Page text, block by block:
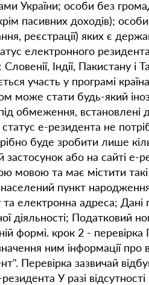
України; особи без
пасивних доходів);
реєстрації) яких є
електронного
Індії, Пакистану
участь у програмі
може стати будь-який
обмеження,
е-резидента не
буде зробити лише
застосунок або на сайті
мовою та має містити
населений пункт
електронна адреса; Дані
діяльності; Податковий
формі. крок 2 -
ним інформації про
Перевірка зазвичай
резидента У разі